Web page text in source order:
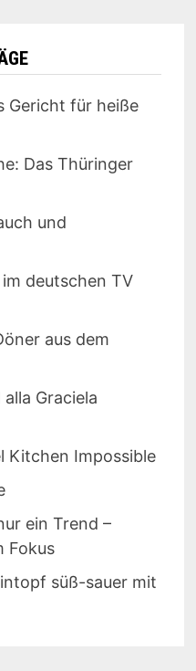
Gericht für heiße
Das Thüringer
und
deutschen TV
aus dem
Graciela
Kitchen Impossible
ein Trend –
Fokus
süß-sauer mit